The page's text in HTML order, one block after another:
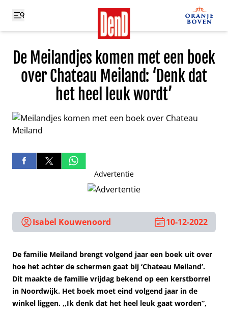
De Meilandjes komen met een boek
over Chateau Meiland: ‘Denk dat
het heel leuk wordt’
Advertentie
Isabel Kouwenoord 10-12-2022
De familie Meiland brengt volgend jaar een boek uit over
hoe het achter de schermen gaat bij ‘Chateau Meiland’.
Dit maakte de familie vrijdag bekend op een kerstborrel
in Noordwijk. Het boek moet eind volgend jaar in de
winkel liggen. ,,Ik denk dat het heel leuk gaat worden”,